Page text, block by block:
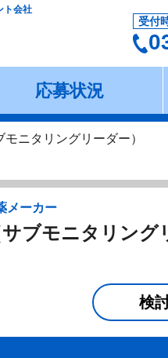
ト会社
受付
応募状況
ニタリングリーダー）
メーカー
ブモニタリング
検